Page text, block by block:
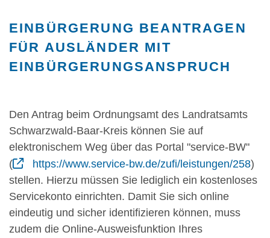
EINBÜRGERUNG BEANTRAGEN
FÜR AUSLÄNDER MIT
EINBÜRGERUNGSANSPRUCH
Den Antrag beim Ordnungsamt des Landratsamts
Schwarzwald-Baar-Kreis können Sie auf
elektronischem Weg über das Portal "service-BW"
(
https://www.service-bw.de/zufi/leistungen/258)
stellen. Hierzu müssen Sie lediglich ein kostenloses
Servicekonto einrichten. Damit Sie sich online
eindeutig und sicher identifizieren können, muss
zudem die Online-Ausweisfunktion Ihres